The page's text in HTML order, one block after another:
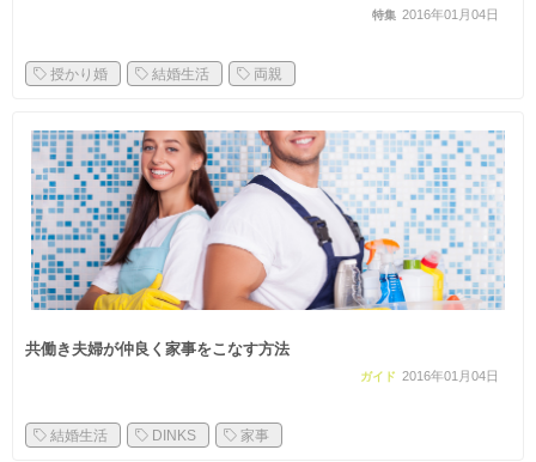
特集 2016年01月04日
授かり婚 結婚生活 両親
共働き夫婦が仲良く家事をこなす方法
ガイド 2016年01月04日
結婚生活 DINKS 家事